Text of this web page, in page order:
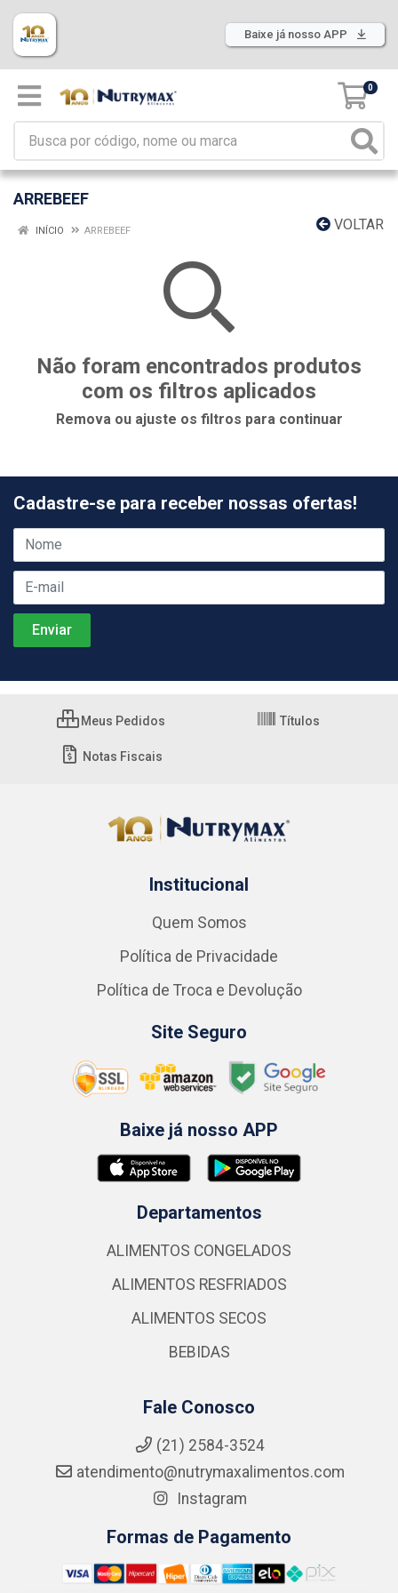
Baixe já nosso APP
0
ARREBEEF
VOLTAR
INÍCIO ARREBEEF
Não foram encontrados produtos
com os filtros aplicados
Remova ou ajuste os filtros para continuar
Cadastre-se para receber nossas ofertas!
Meus Pedidos Títulos
Notas Fiscais
Institucional
Quem Somos
Política de Privacidade
Política de Troca e Devolução
Site Seguro
Baixe já nosso APP
Departamentos
ALIMENTOS CONGELADOS
ALIMENTOS RESFRIADOS
ALIMENTOS SECOS
BEBIDAS
Fale Conosco
(21) 2584-3524
atendimento@nutrymaxalimentos.com
Instagram
Formas de Pagamento